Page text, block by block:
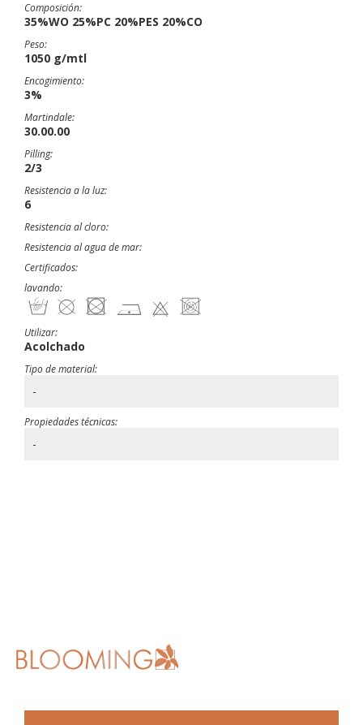
Composición:
35%WO 25%PC 20%PES 20%CO
Peso:
1050 g/mtl
Encogimiento:
3%
Martindale:
30.00.00
Pilling:
2/3
Resistencia a la luz:
6
Resistencia al cloro:
Resistencia al agua de mar:
Certificados:
lavando:
Utilizar:
Acolchado
Tipo de material:
-
Propiedades técnicas:
-